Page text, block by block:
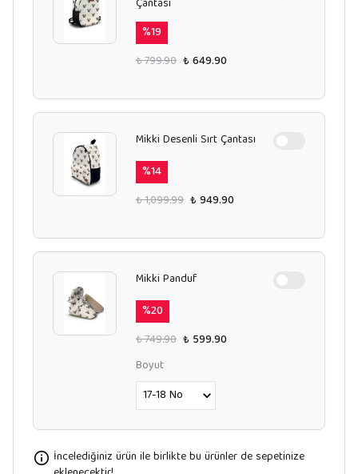
Çantası
%19
₺ 799.90 ₺ 649.90
Mikki Desenli Sırt Çantası
%14
₺ 1,099.99 ₺ 949.90
Mikki Panduf
%20
₺ 749.90 ₺ 599.90
Boyut
İncelediğiniz ürün ile birlikte bu ürünler de sepetinize